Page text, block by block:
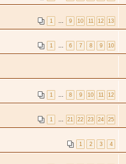
1 9 10 11 12 13
1 6 7 8 9 10
1 8 9 10 11 12
1 21 22 23 24 25
1 2 3 4